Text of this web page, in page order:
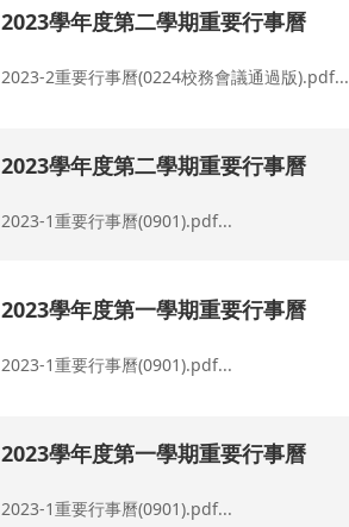
2023學年度第二學期重要行事曆
2023-2重要行事曆(0224校務會議通過版).pdf...
2023學年度第二學期重要行事曆
2023-1重要行事曆(0901).pdf...
2023學年度第一學期重要行事曆
2023-1重要行事曆(0901).pdf...
2023學年度第一學期重要行事曆
2023-1重要行事曆(0901).pdf...